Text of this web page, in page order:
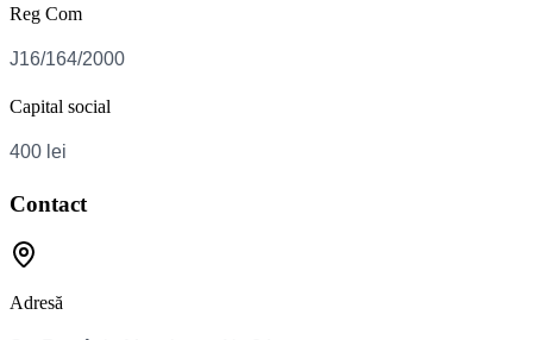
Reg Com
Capital social
Contact
Adresă